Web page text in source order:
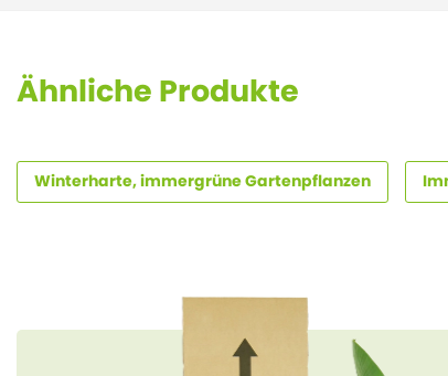
Ähnliche Produkte
Winterharte, immergrüne Gartenpflanzen